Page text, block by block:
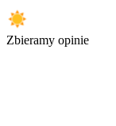
Zbieramy opinie